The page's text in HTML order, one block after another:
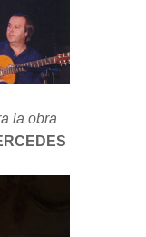
la obra